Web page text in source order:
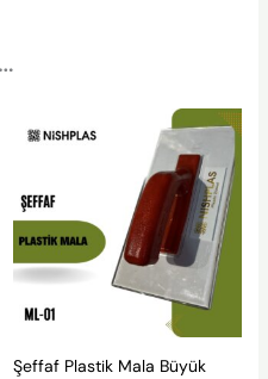
Şeffaf Plastik Mala Büyük